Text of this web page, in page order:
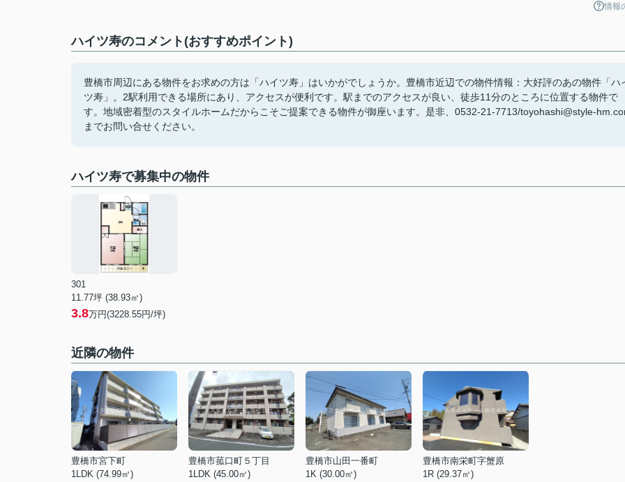
情報
ハイツ寿のコメント(おすすめポイント)
豊橋市周辺にある物件をお求めの方は「ハイツ寿」はいかがでしょうか。豊橋市近辺での物件情報：大好評のあの物件「ハ
ツ寿」。2駅利用できる場所にあり、アクセスが便利です。駅までのアクセスが良い、徒歩11分のところに位置する物件で
す。地域密着型のスタイルホームだからこそご提案できる物件が御座います。是非、0532-21-7713/toyohashi@style-
までお問い合せください。
ハイツ寿で募集中の物件
301
11.77坪 (38.93㎡)
3.8万円(3228.55円/坪)
近隣の物件
豊橋市宮下町
1LDK (74.99㎡)
豊橋市菰口町５丁目
1LDK (45.00㎡)
豊橋市山田一番町
1K (30.00㎡)
豊橋市南栄町字蟹原
1R (29.37㎡)